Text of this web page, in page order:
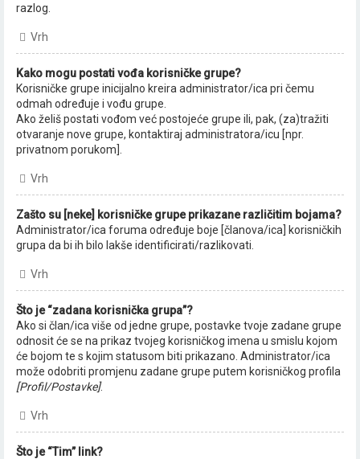
razlog.
Vrh
Kako mogu postati vođa korisničke grupe?
Korisničke grupe inicijalno kreira administrator/ica pri čemu
odmah određuje i vođu grupe.
Ako želiš postati vođom već postojeće grupe ili, pak, (za)tražiti
otvaranje nove grupe, kontaktiraj administratora/icu [npr.
privatnom porukom].
Vrh
Zašto su [neke] korisničke grupe prikazane različitim bojama?
Administrator/ica foruma određuje boje [članova/ica] korisničkih
grupa da bi ih bilo lakše identificirati/razlikovati.
Vrh
Što je “zadana korisnička grupa”?
Ako si član/ica više od jedne grupe, postavke tvoje zadane grupe
odnosit će se na prikaz tvojeg korisničkog imena u smislu kojom
će bojom te s kojim statusom biti prikazano. Administrator/ica
može odobriti promjenu zadane grupe putem korisničkog profila
[Profil/Postavke].
Vrh
Što je “Tim” link?